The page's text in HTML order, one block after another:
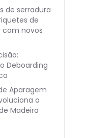
de serradura
de
com novos
Deboarding
Aparagem
a
Madeira